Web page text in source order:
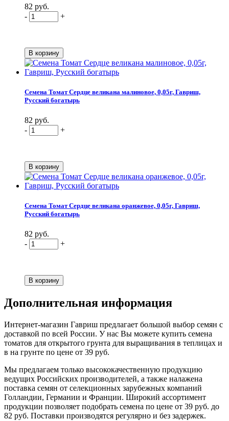
82 руб.
-
+
Семена Томат Сердце великана малиновое, 0,05г, Гавриш,
Русский богатырь
82 руб.
-
+
Семена Томат Сердце великана оранжевое, 0,05г, Гавриш,
Русский богатырь
82 руб.
-
+
Дополнительная информация
Интернет-магазин Гавриш предлагает большой выбор семян с
доставкой по всей России. У нас Вы можете купить семена
томатов для открытого грунта для выращивания в теплицах и
в на грунте по цене от 39 руб.
Мы предлагаем только высококачественную продукцию
ведущих Российских производителей, а также налажена
поставка семян от селекционных зарубежных компаний
Голландии, Германии и Франции. Широкий ассортимент
продукции позволяет подобрать семена по цене от 39 руб. до
82 руб. Поставки производятся регулярно и без задержек.